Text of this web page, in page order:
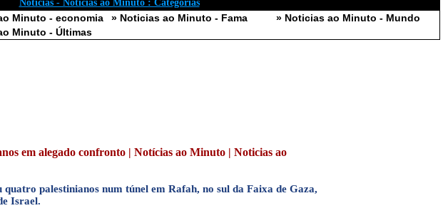
Notícias - Notícias ao Minuto : Categorias
Minuto - economia » Noticias ao Minuto - Fama
» Noticias ao Minuto - Mundo
Minuto - Últimas
em alegado confronto | Notícias ao Minuto | Noticias ao
palestinianos num túnel em Rafah, no sul da Faixa de Gaza,
Israel.